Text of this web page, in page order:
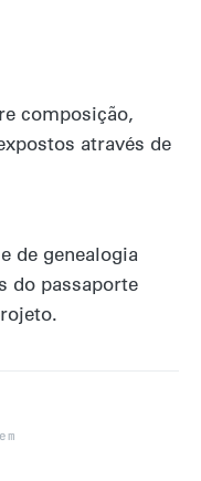
composição,
através de
de genealogia
do passaporte